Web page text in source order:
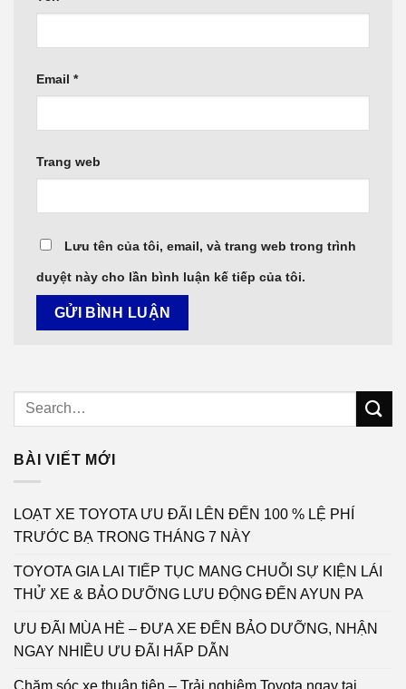
Email *
Trang web
Lưu tên của tôi, email, và trang web trong trình
duyệt này cho lần bình luận kế tiếp của tôi.
BÀI VIẾT MỚI
LOẠT XE TOYOTA ƯU ĐÃI LÊN ĐẾN 100 % LỆ PHÍ
TRƯỚC BẠ TRONG THÁNG 7 NÀY
TOYOTA GIA LAI TIẾP TỤC MANG CHUỖI SỰ KIỆN LÁI
THỬ XE & BẢO DƯỠNG LƯU ĐỘNG ĐẾN AYUN PA
ƯU ĐÃI MÙA HÈ – ĐƯA XE ĐẾN BẢO DƯỠNG, NHẬN
NGAY NHIỀU ƯU ĐÃI HẤP DẪN